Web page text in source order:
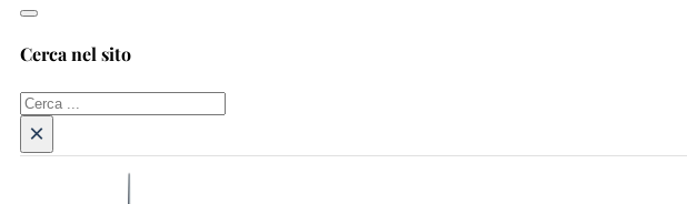
Cerca nel sito
Cerca
×